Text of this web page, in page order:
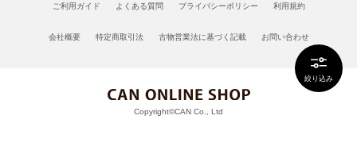
絞り込み
ご利用ガイド よくある質問 プライバシーポリシー 利用規約
会社概要 特定商取引法 古物営業法に基づく記載 お問い合わせ
Copyright©CAN Co., Ltd